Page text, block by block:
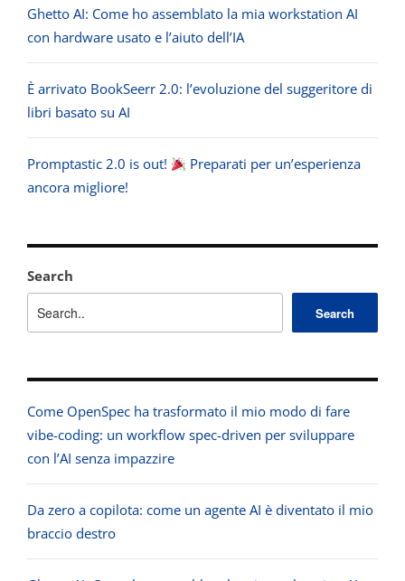
Ghetto AI: Come ho assemblato la mia workstation AI
con hardware usato e l’aiuto dell’IA
È arrivato BookSeerr 2.0: l’evoluzione del suggeritore di
libri basato su AI
Promptastic 2.0 is out!
Preparati per un’esperienza
ancora migliore!
Search
Search
Come OpenSpec ha trasformato il mio modo di fare
vibe-coding: un workflow spec-driven per sviluppare
con l’AI senza impazzire
Da zero a copilota: come un agente AI è diventato il mio
braccio destro